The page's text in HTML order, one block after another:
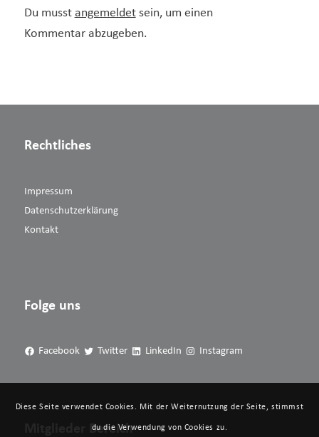
Du musst angemeldetsein, um einen
Kommentar abzugeben.
Rechtliches
Impressum
Datenschutzerklärung
Kontakt
Folge uns
Facebook Twitter LinkedIn Instagram
Mitglieder Bereich
Diese Seite verwendet Cookies. Mit der Weiternutzung der Seite, stimmst
du die Verwendung von Cookies zu.